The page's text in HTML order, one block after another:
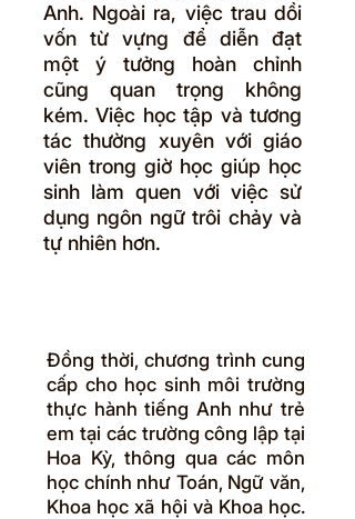
Anh. Ngoài ra, việc trau dồi
vốn từ vựng để diễn đạt
một ý tưởng hoàn chỉnh
cũng quan trọng không
kém. Việc học tập và tương
tác thường xuyên với giáo
viên trong giờ học giúp học
sinh làm quen với việc sử
dụng ngôn ngữ trôi chảy và
tự nhiên hơn.
Đồng thời, chương trình cung
cấp cho học sinh môi trường
thực hành tiếng Anh như trẻ
em tại các trường công lập tại
Hoa Kỳ, thông qua các môn
học chính như Toán, Ngữ văn,
Khoa học xã hội và Khoa học.